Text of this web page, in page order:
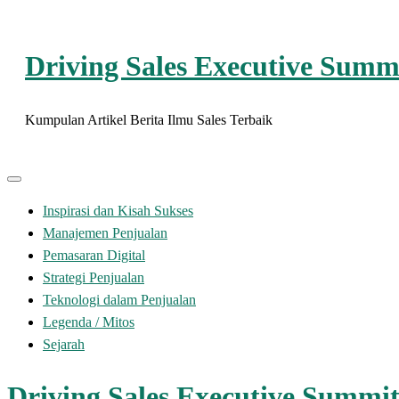
content
Driving Sales Executive
Kumpulan Artikel Berita Ilmu Sales Terbaik
Inspirasi dan Kisah Sukses
Manajemen Penjualan
Pemasaran Digital
Strategi Penjualan
Teknologi dalam Penjualan
Legenda / Mitos
Sejarah